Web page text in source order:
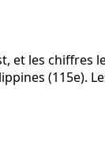
les chiffres